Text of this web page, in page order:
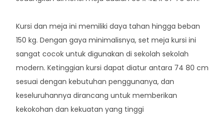
Kursi dan meja ini memiliki daya tahan hingga beban
150 kg. Dengan gaya minimalisnya, set meja kursi ini
sangat cocok untuk digunakan di sekolah sekolah
modern. Ketinggian kursi dapat diatur antara 74 80 cm
sesuai dengan kebutuhan penggunanya, dan
keseluruhannya dirancang untuk memberikan
kekokohan dan kekuatan yang tinggi